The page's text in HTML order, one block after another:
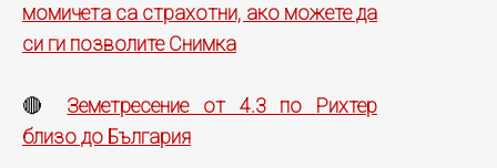
момичета са страхотни, ако можете да
си ги позволите Снимка
🔴 Земетресение от 4.3 по Рихтер
близо до България